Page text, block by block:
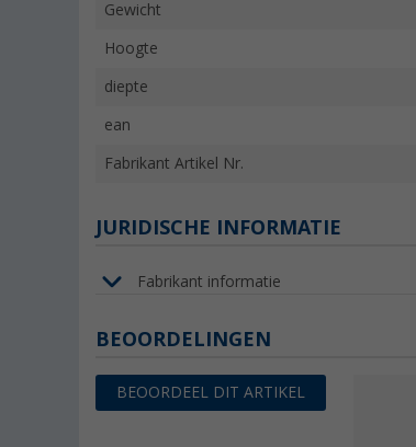
Gewicht
Hoogte
diepte
ean
Fabrikant Artikel Nr.
JURIDISCHE INFORMATIE
Fabrikant informatie
BEOORDELINGEN
BEOORDEEL DIT ARTIKEL